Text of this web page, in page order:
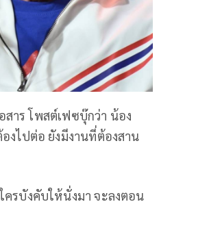
าร โพสต์เฟซบุ๊กว่า น้อง
งไปต่อ ยังมีงานที่ต้องสาน
รบังคับให้นั่งมา จะลงตอน